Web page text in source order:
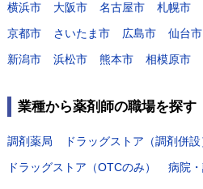
横浜市 大阪市 名古屋市 札幌市
京都市
さいたま市 広島市 仙台市
新潟市
浜松市 熊本市 相模原市
業種から薬剤師の職場を探す
調剤薬局
ドラッグストア（調剤併設
ドラッグストア（OTCのみ）
病院